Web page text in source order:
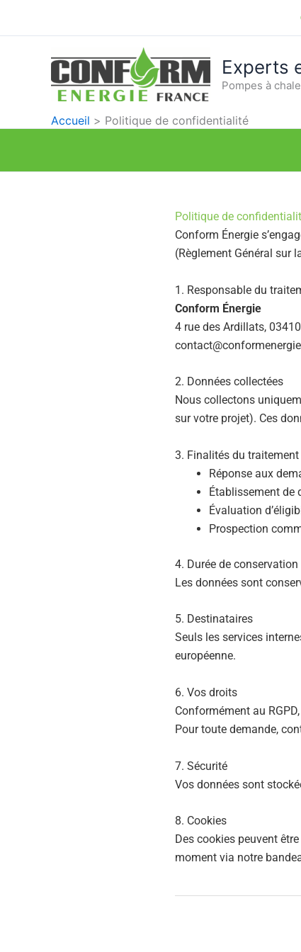
Experts
Pompes à
Accueil Politique de confidentialité
Politique de
Conform Énergie
(Règlement Général sur
1. Responsable du
Conform Énergie
4 rue des Ardillats,
2. Données collectées
Nous collectons
sur votre projet). Ces
3. Finalités du traitement
Réponse aux
Établissement de
Évaluation
Prospection
4. Durée de conservation
Les données sont
5. Destinataires
Seuls les services
européenne.
6. Vos droits
Conformément au
Pour toute demande,
7. Sécurité
Vos données sont
8. Cookies
Des cookies peuvent
moment via notre